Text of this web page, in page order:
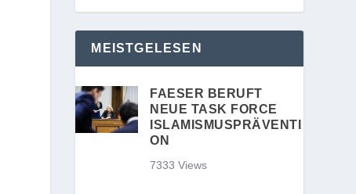
MEISTGELESEN
FAESER BERUFT
NEUE TASK FORCE
ISLAMISMUSPRÄVENTI
ON
7333 Views